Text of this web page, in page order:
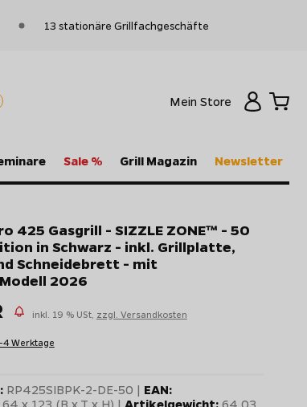
13 stationäre Grillfachgeschäfte
Mein Store
Sale % Grill Magazin Newsletter
425 Gasgrill - SIZZLE ZONE™ - 50
in Schwarz - inkl. Grillplatte,
Schneidebrett - mit
2026
inkl. 19 % USt, zzgl. Versandkosten
Werktage
RP425SIBPK-2-DE-50 | EAN: